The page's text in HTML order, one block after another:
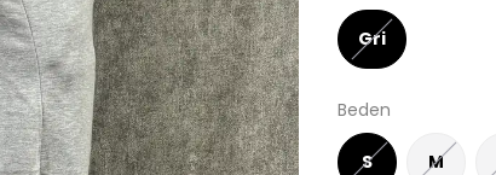
Gri
Beden
S M